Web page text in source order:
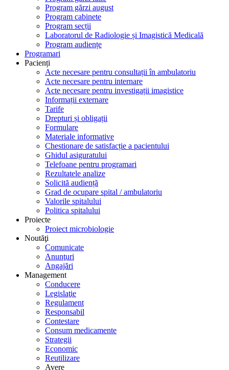
Program gărzi august
Program cabinete
Program secții
Laboratorul de Radiologie și Imagistică Medicală
Program audiențe
Programari
Pacienți
Acte necesare pentru consultații în ambulatoriu
Acte necesare pentru internare
Acte necesare pentru investigații imagistice
Informații externare
Tarife
Drepturi și obligații
Formulare
Materiale informative
Chestionare de satisfacție a pacientului
Ghidul asiguratului
Telefoane pentru programari
Rezultatele analize
Solicită audiență
Grad de ocupare spital / ambulatoriu
Valorile spitalului
Politica spitalului
Proiecte
Proiect microbiologie
Noutăţi
Comunicate
Anunţuri
Angajări
Management
Conducere
Legislaţie
Regulament
Responsabil
Contestare
Consum medicamente
Strategii
Economic
Reutilizare
Avere